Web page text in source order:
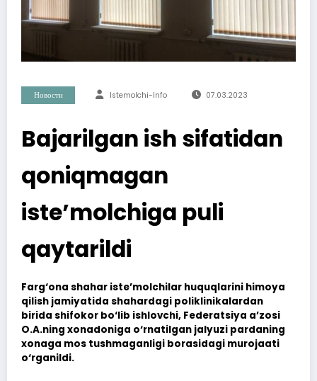
Новости Istemolchi-Info 07.03.2023
Bajarilgan ish sifatidan
qoniqmagan
iste’molchiga puli
qaytarildi
Farg‘ona shahar iste’molchilar huquqlarini himoya
qilish jamiyatida shahardagi poliklinikalardan
birida shifokor bo‘lib ishlovchi, Federatsiya a’zosi
O.A.ning xonadoniga o‘rnatilgan jalyuzi pardaning
xonaga mos tushmaganligi borasidagi murojaati
o‘rganildi.